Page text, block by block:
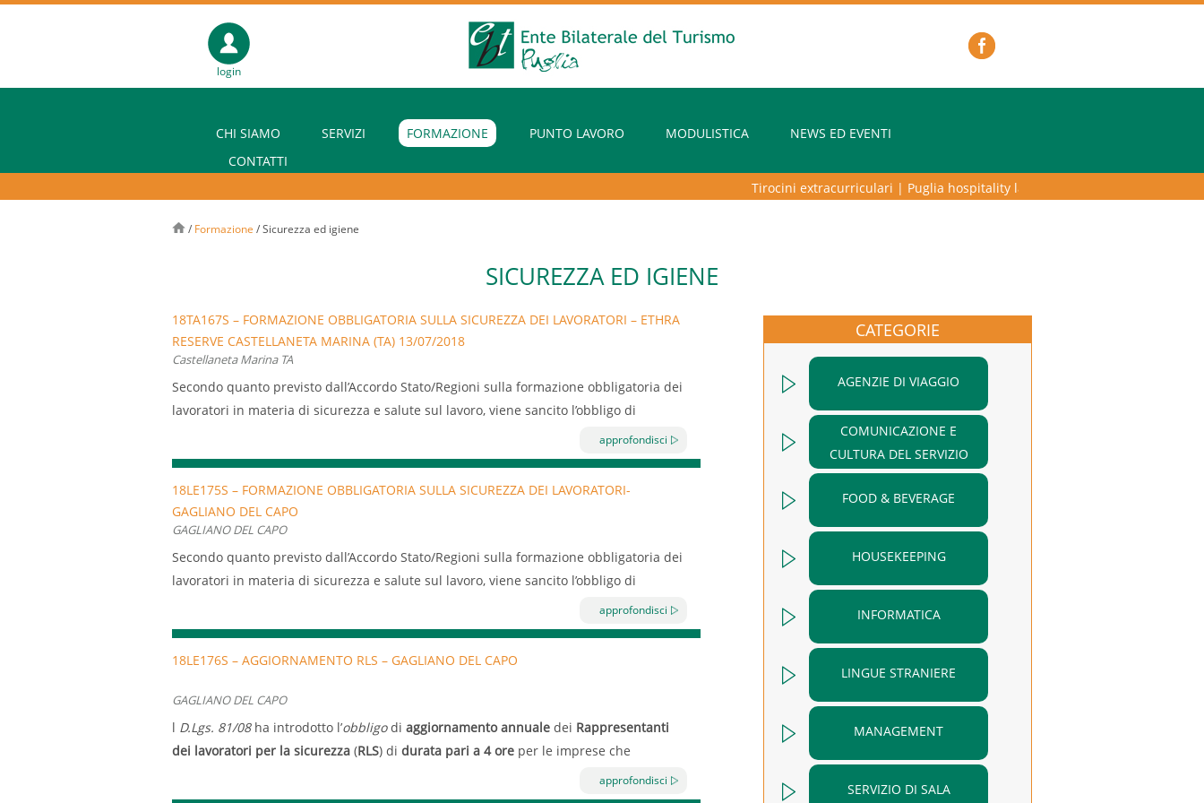
login
CHI SIAMO SERVIZI FORMAZIONE PUNTO LAVORO MODULISTICA
NEWS ED EVENTI
CONTATTI
Tirocini extracurriculari|Puglia hospitality lab – programma di alta
/ Formazione /Sicurezza ed igiene
SICUREZZA ED IGIENE
18TA167S – FORMAZIONE OBBLIGATORIA SULLA SICUREZZA DEI LAVORATORI – ETHRA
RESERVE CASTELLANETA MARINA (TA) 13/07/2018
Castellaneta Marina TA
Secondo quanto previsto dall’Accordo Stato/Regioni sulla formazione obbligatoria dei
lavoratori in materia di sicurezza e salute sul lavoro, viene sancito l’obbligo di
Il corso, che prevede 8 ore divise in 4 ore di formazione generale e 4 ore di
La formazione avrà luogo presso la sede dell’azienda aderente il 13/07/2018 dalle
13:00 alle 21:00
approfondisci
18LE175S – FORMAZIONE OBBLIGATORIA SULLA SICUREZZA DEI LAVORATORI-
GAGLIANO DEL CAPO
GAGLIANO DEL CAPO
Secondo quanto previsto dall’Accordo Stato/Regioni sulla formazione obbligatoria dei
lavoratori in materia di sicurezza e salute sul lavoro, viene sancito l’obbligo di
Il corso, che prevede 8 ore divise in 4 ore di formazione generale e 4 ore di
formazione sul rischio specifico lavoro stesso.
DATE:
19-07-2018 ORARIO 09,00-13,00
20-07-2018 ORE 09,00-13,00
approfondisci
18LE176S – AGGIORNAMENTO RLS – GAGLIANO DEL CAPO
GAGLIANO DEL CAPO
l D.Lgs. 81/08ha introdotto l’obbligodi aggiornamento annuale dei Rappresentanti
dei lavoratori per la sicurezza (RLS) di durata pari a 4 ore per le imprese che
occupano dai 15 ai 50 lavoratori e di 8 ore annue per le imprese che occupano più di
50 lavoratori.
approfondisci
CATEGORIE
AGENZIE DI VIAGGIO
COMUNICAZIONE E
CULTURA DEL SERVIZIO
FOOD & BEVERAGE
HOUSEKEEPING
INFORMATICA
LINGUE STRANIERE
MANAGEMENT
SERVIZIO DI SALA